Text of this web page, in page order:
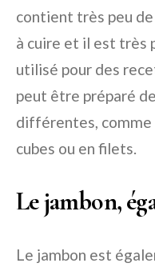
contient très peu
à cuire et il est très
utilisé pour des
peut être préparé
différentes, comme
cubes ou en filets.
Le jambon,
Le jambon est